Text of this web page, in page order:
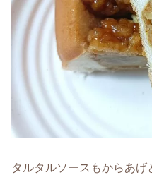
タルタルソースもからあげ